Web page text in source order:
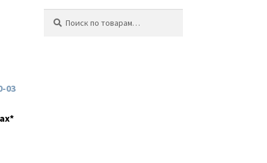
03